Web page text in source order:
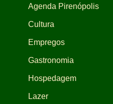
Agenda Pirenópolis
Cultura
Empregos
Gastronomia
Hospedagem
Lazer